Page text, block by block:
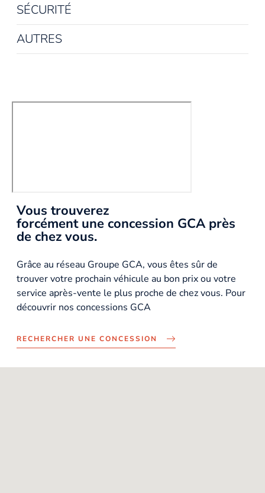
SÉCURITÉ
AUTRES
Vous trouverez
forcément une concession GCA près
de chez vous.
Grâce au réseau Groupe GCA, vous êtes sûr de
trouver votre prochain véhicule au bon prix ou votre
service après-vente le plus proche de chez vous. Pour
découvrir nos concessions GCA
RECHERCHER UNE CONCESSION